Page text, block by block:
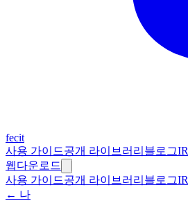
fecit
사용 가이드공개 라이브러리 블로그IR
웹다운로드
사용 가이드공개 라이브러리 블로그IR
← 나